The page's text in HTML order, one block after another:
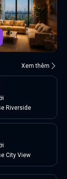
Xem thêm
Riverside
City View